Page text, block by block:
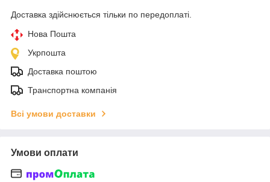
Доставка здійснюється тільки по передоплаті.
Нова Пошта
Укрпошта
Доставка поштою
Транспортна компанія
Всі умови доставки
Умови оплати